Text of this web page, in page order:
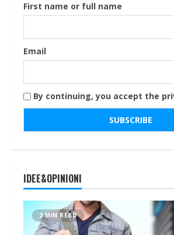
First name or full name
Email
By continuing, you accept the
IDEE&OPINIONI
2 MIN READ